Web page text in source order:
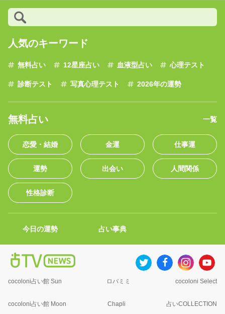
人気のキーワード
無料占い 12星座占い 血液型占い 心理テスト
診断テスト 写真心理テスト 2026年の運勢
無料占い 一覧
恋愛・結婚 金運 仕事運
運勢 出会い 人間関係
性格診断
今日の運勢 占い事典
cocoloni占い館 Sun ロバミミ cocoloni Select
cocoloni占い館 Moon Chapli 占いCOLLECTION